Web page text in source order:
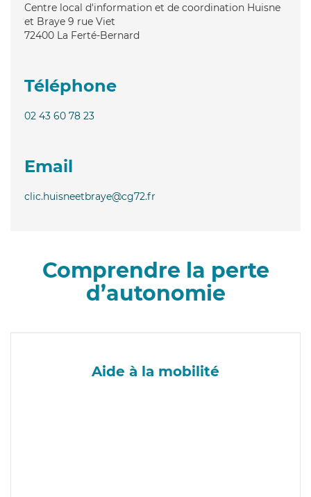
Centre local d'information et de coordination Huisne
et Braye 9 rue Viet
72400 La Ferté-Bernard
Téléphone
02 43 60 78 23
Email
clic.huisneetbraye@cg72.fr
Comprendre la perte
d’autonomie
Aide à la mobilité